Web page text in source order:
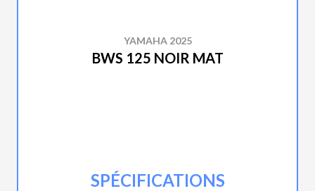
YAMAHA 2025
BWS 125 NOIR MAT
SPÉCIFICATIONS